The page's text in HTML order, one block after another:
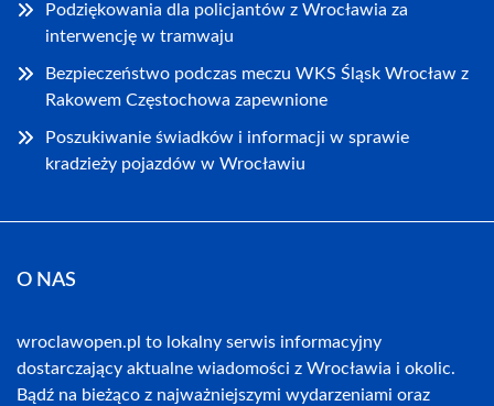
Podziękowania dla policjantów z Wrocławia za
interwencję w tramwaju
Bezpieczeństwo podczas meczu WKS Śląsk Wrocław z
Rakowem Częstochowa zapewnione
Poszukiwanie świadków i informacji w sprawie
kradzieży pojazdów w Wrocławiu
O NAS
wroclawopen.pl to lokalny serwis informacyjny
dostarczający aktualne wiadomości z Wrocławia i okolic.
Bądź na bieżąco z najważniejszymi wydarzeniami oraz